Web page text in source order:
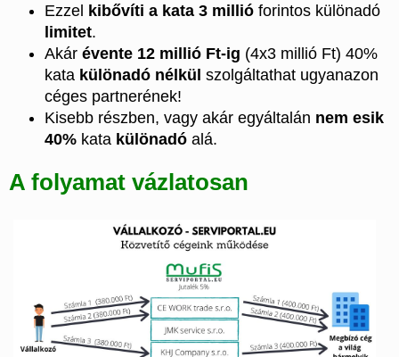
Ezzel kibővíti a kata 3 millió forintos különadó
limitet.
Akár évente 12 millió Ft-ig (4x3 millió Ft) 40%
kata különadó nélkül szolgáltathat ugyanazon
céges partnerének!
Kisebb részben, vagy akár egyáltalán nem esik
40% kata különadó alá.
A folyamat vázlatosan